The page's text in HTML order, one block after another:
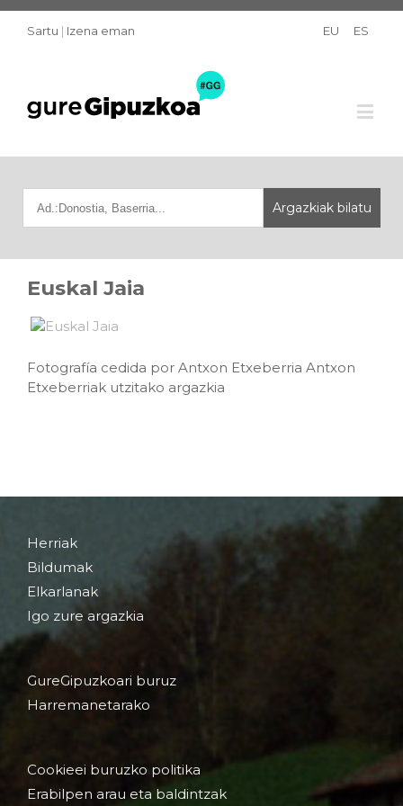
Sartu | Izena eman EU ES
Euskal Jaia
Fotografía cedida por Antxon Etxeberria Antxon
Etxeberriak utzitako argazkia
Herriak
Bildumak
Elkarlanak
Igo zure argazkia
GureGipuzkoari buruz
Harremanetarako
Cookieei buruzko politika
Erabilpen arau eta baldintzak